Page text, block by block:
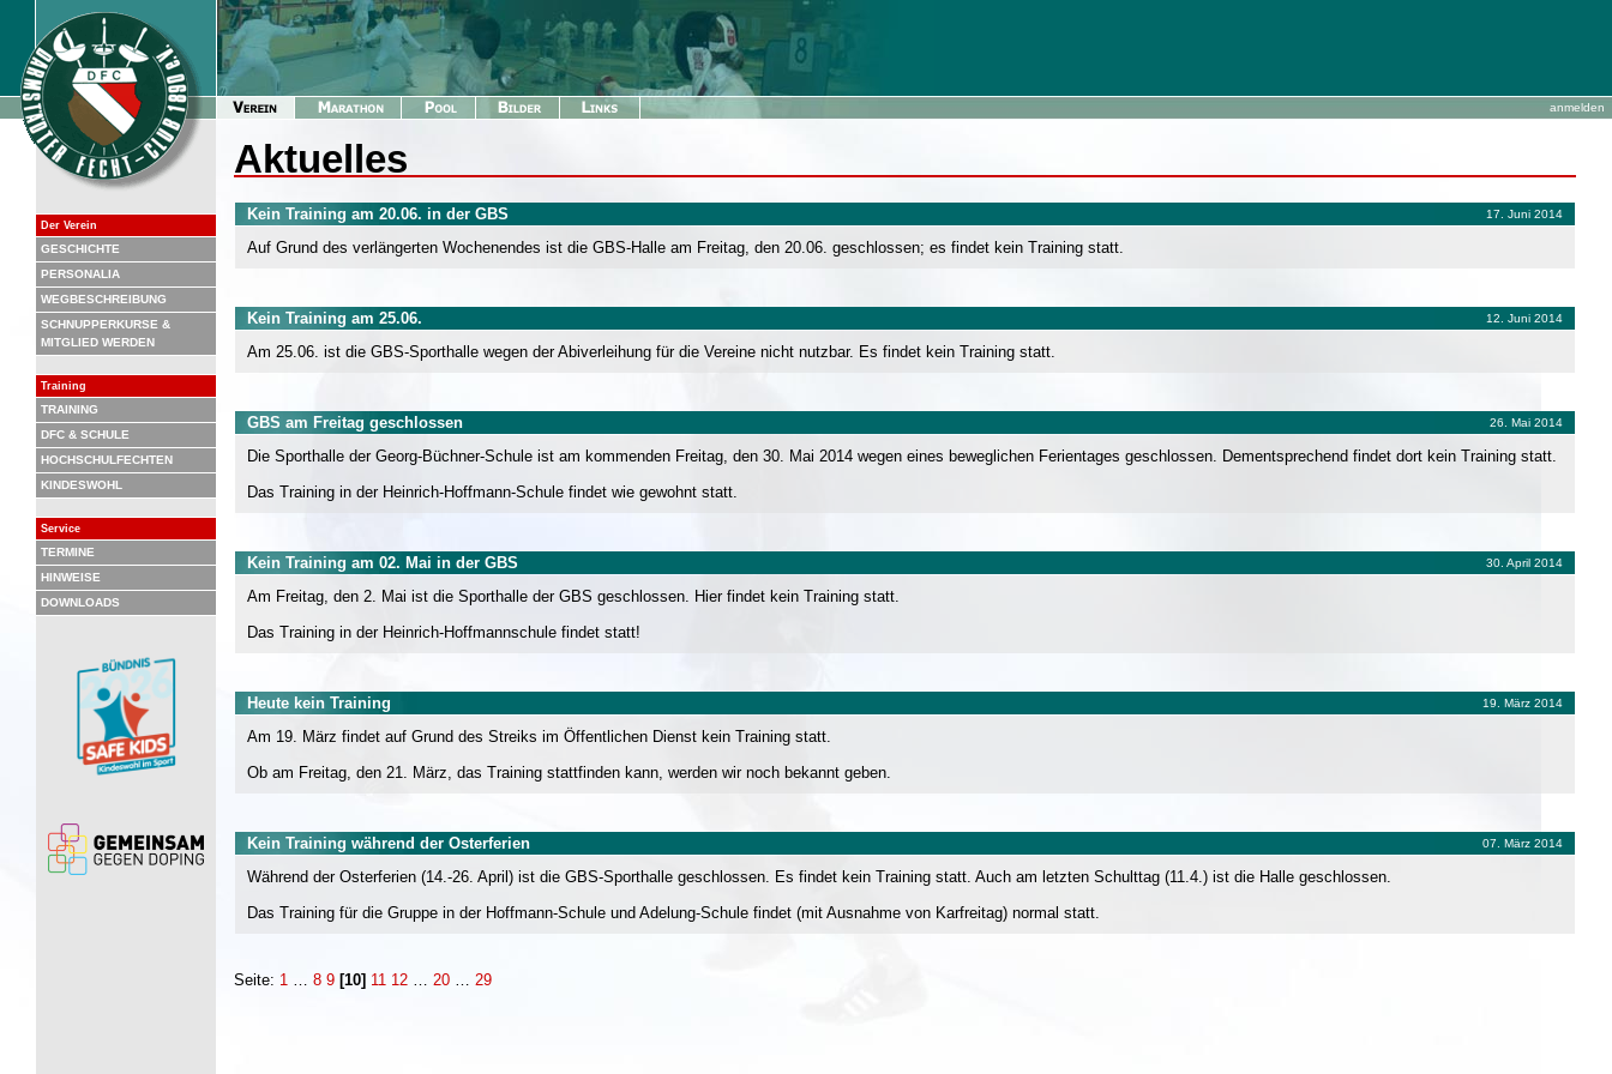
anmelden
Der Verein
GESCHICHTE
PERSONALIA
WEGBESCHREIBUNG
SCHNUPPERKURSE &
MITGLIED WERDEN
Training
TRAINING
DFC & SCHULE
HOCHSCHULFECHTEN
KINDESWOHL
Service
TERMINE
HINWEISE
DOWNLOADS
Aktuelles
17. Juni 2014
Kein Training am 20.06. in der GBS
Auf Grund des verlängerten Wochenendes ist die GBS-Halle am Freitag, den 20.06. geschlossen; es findet kein Training statt.
12. Juni 2014
Kein Training am 25.06.
Am 25.06. ist die GBS-Sporthalle wegen der Abiverleihung für die Vereine nicht nutzbar. Es findet kein Training statt.
26. Mai 2014
GBS am Freitag geschlossen
Die Sporthalle der Georg-Büchner-Schule ist am kommenden Freitag, den 30. Mai 2014 wegen eines beweglichen Ferientages geschlossen. Dementsprechend findet dort kein Training statt.
Das Training in der Heinrich-Hoffmann-Schule findet wie gewohnt statt.
30. April 2014
Kein Training am 02. Mai in der GBS
Am Freitag, den 2. Mai ist die Sporthalle der GBS geschlossen. Hier findet kein Training statt.
Das Training in der Heinrich-Hoffmannschule findet statt!
19. März 2014
Heute kein Training
Am 19. März findet auf Grund des Streiks im Öffentlichen Dienst kein Training statt.
Ob am Freitag, den 21. März, das Training stattfinden kann, werden wir noch bekannt geben.
07. März 2014
Kein Training während der Osterferien
Während der Osterferien (14.-26. April) ist die GBS-Sporthalle geschlossen. Es findet kein Training statt. Auch am letzten Schulttag (11.4.) ist die Halle geschlossen.
Das Training für die Gruppe in der Hoffmann-Schule und Adelung-Schule findet (mit Ausnahme von Karfreitag) normal statt.
Seite: 1 … 8 9 [10] 11 12 … 20 … 29